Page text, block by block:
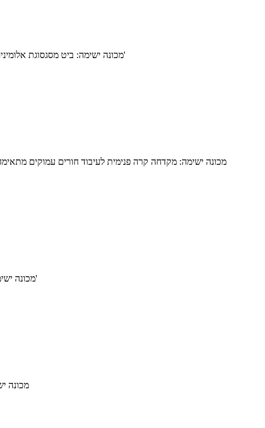
מכונה ישימה: ביט מסגסוגת אלומיניום משמש במיוחד לעיבוד ביט מסגסוגת אלומיניום, מתאים למרכזי עיבוד, מחרטות, מכונות קידוח.מכונה משעממת וכלי מכונות מיוחדים וכו'
מכונה ישימה: מקדחה קרה פנימית לעיבוד חורים עמוקים
מכונה ישימה: מקדח ברזל יצוק הוא סוג של מקדח ברזל יצוק, מתאים למרכזי עיבוד, מחרטות, מכונות קידוח.מכונה משעממת וכלי מכונות מיוחדים וכו'
מכונה